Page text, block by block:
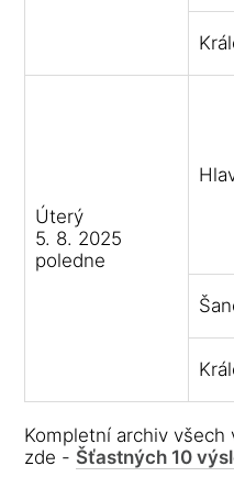
Úterý
5. 8. 2025
poledne
Kompletní archiv
zde - Šťastných 10